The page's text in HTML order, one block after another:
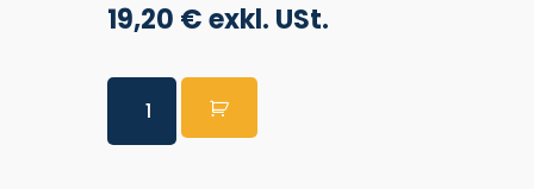
19,20 €